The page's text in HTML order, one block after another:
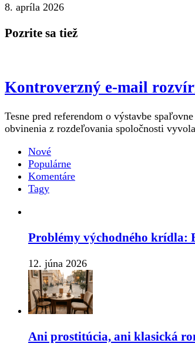
8. apríla 2026
Pozrite sa tiež
Kontroverzný e-mail
Tesne pred referendom o výstavbe
obvinenia z rozdeľovania spoločnosti
Nové
Populárne
Komentáre
Tagy
Problémy východného krídla:
12. júna 2026
Ani prostitúcia, ani klasická